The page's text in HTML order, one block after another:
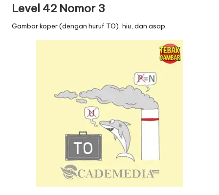
Level 42 Nomor 3
Gambar koper (dengan huruf TO), hiu, dan asap.